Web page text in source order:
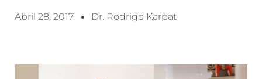
Abril 28, 2017 Dr. Rodrigo Karpat